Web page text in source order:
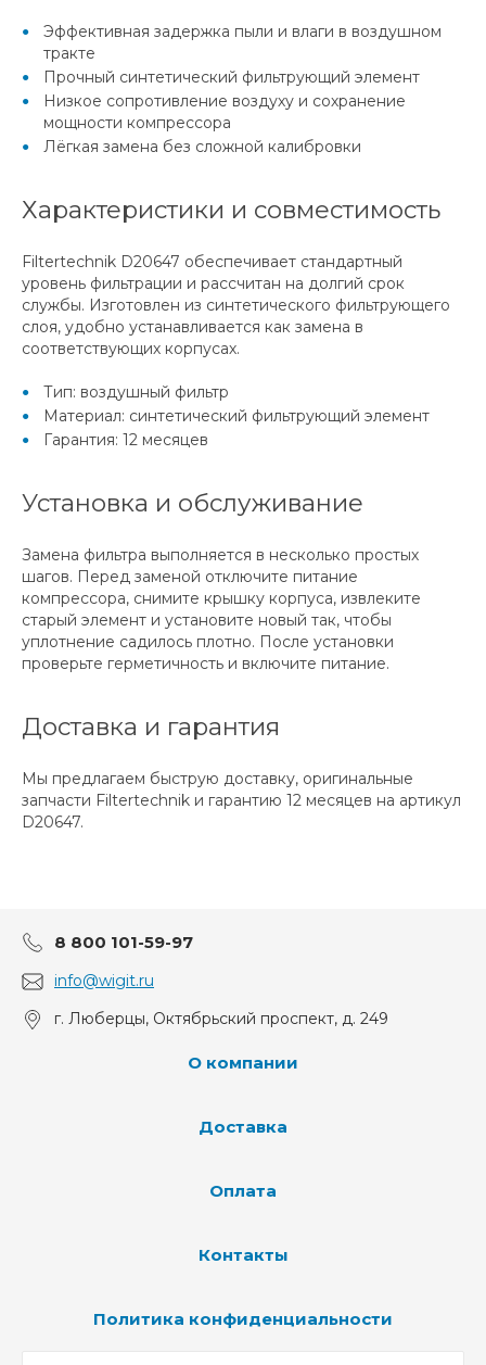
Эффективная задержка пыли и влаги в воздушном
тракте
Прочный синтетический фильтрующий элемент
Низкое сопротивление воздуху и сохранение
мощности компрессора
Лёгкая замена без сложной калибровки
Характеристики и совместимость
Filtertechnik D20647 обеспечивает стандартный
уровень фильтрации и рассчитан на долгий срок
службы. Изготовлен из синтетического фильтрующего
слоя, удобно устанавливается как замена в
соответствующих корпусах.
Тип: воздушный фильтр
Материал: синтетический фильтрующий элемент
Гарантия: 12 месяцев
Установка и обслуживание
Замена фильтра выполняется в несколько простых
шагов. Перед заменой отключите питание
компрессора, снимите крышку корпуса, извлеките
старый элемент и установите новый так, чтобы
уплотнение садилось плотно. После установки
проверьте герметичность и включите питание.
Доставка и гарантия
Мы предлагаем быструю доставку, оригинальные
запчасти Filtertechnik и гарантию 12 месяцев на артикул
D20647.
8 800 101-59-97
info@wigit.ru
г. Люберцы, Октябрьский проспект, д. 249
О компании
Доставка
Оплата
Контакты
Политика конфиденциальности